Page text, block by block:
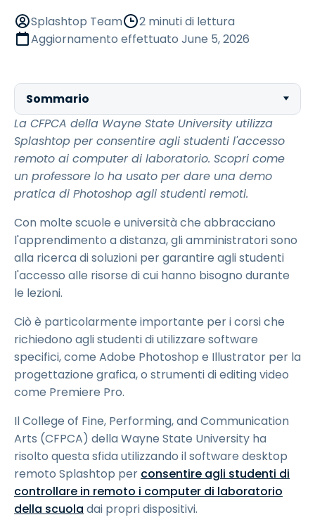
Splashtop Team
2 minuti di lettura
Aggiornamento effettuato June 5, 2026
Sommario
La CFPCA della Wayne State University utilizza
Splashtop per consentire agli studenti l'accesso
remoto ai computer di laboratorio. Scopri come
un professore lo ha usato per dare una demo
pratica di Photoshop agli studenti remoti.
Con molte scuole e università che abbracciano
l'apprendimento a distanza, gli amministratori sono
alla ricerca di soluzioni per garantire agli studenti
l'accesso alle risorse di cui hanno bisogno durante
le lezioni.
Ciò è particolarmente importante per i corsi che
richiedono agli studenti di utilizzare software
specifici, come Adobe Photoshop e Illustrator per la
progettazione grafica, o strumenti di editing video
come Premiere Pro.
Il College of Fine, Performing, and Communication
Arts (CFPCA) della Wayne State University ha
risolto questa sfida utilizzando il software desktop
remoto Splashtop per consentire agli studenti di
controllare in remoto i computer di laboratorio
della scuola dai propri dispositivi.